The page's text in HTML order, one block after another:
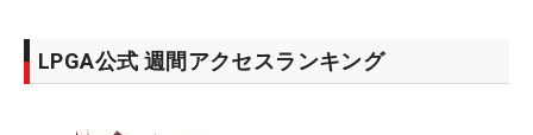
LPGA公式 週間アクセスランキング